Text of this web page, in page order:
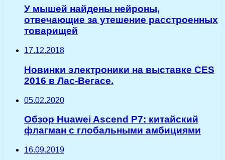
У мышей найдены нейроны,
отвечающие за утешение расстроенных
товарищей
17.12.2018
Новинки электроники на выставке CES
2016 в Лас-Вегасе.
05.02.2020
Обзор Huawei Ascend P7: китайский
флагман с глобальными амбициями
16.09.2019